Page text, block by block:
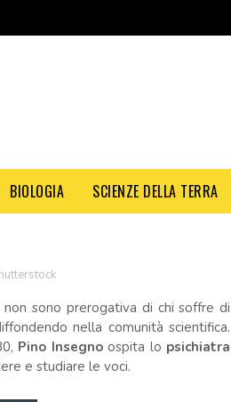
BIOLOGIA SCIENZE DELLA TERRA
sono prerogativa di chi soffre di
nella comunità scientifica.
Pino Insegnoospita lo psichiatra
e studiare le voci.